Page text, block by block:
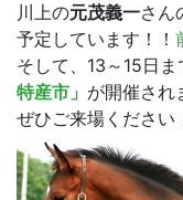
川上の元茂義一さん
予定しています！！
そして、13～15日
特産市」 が開催され
ぜひご来場ください